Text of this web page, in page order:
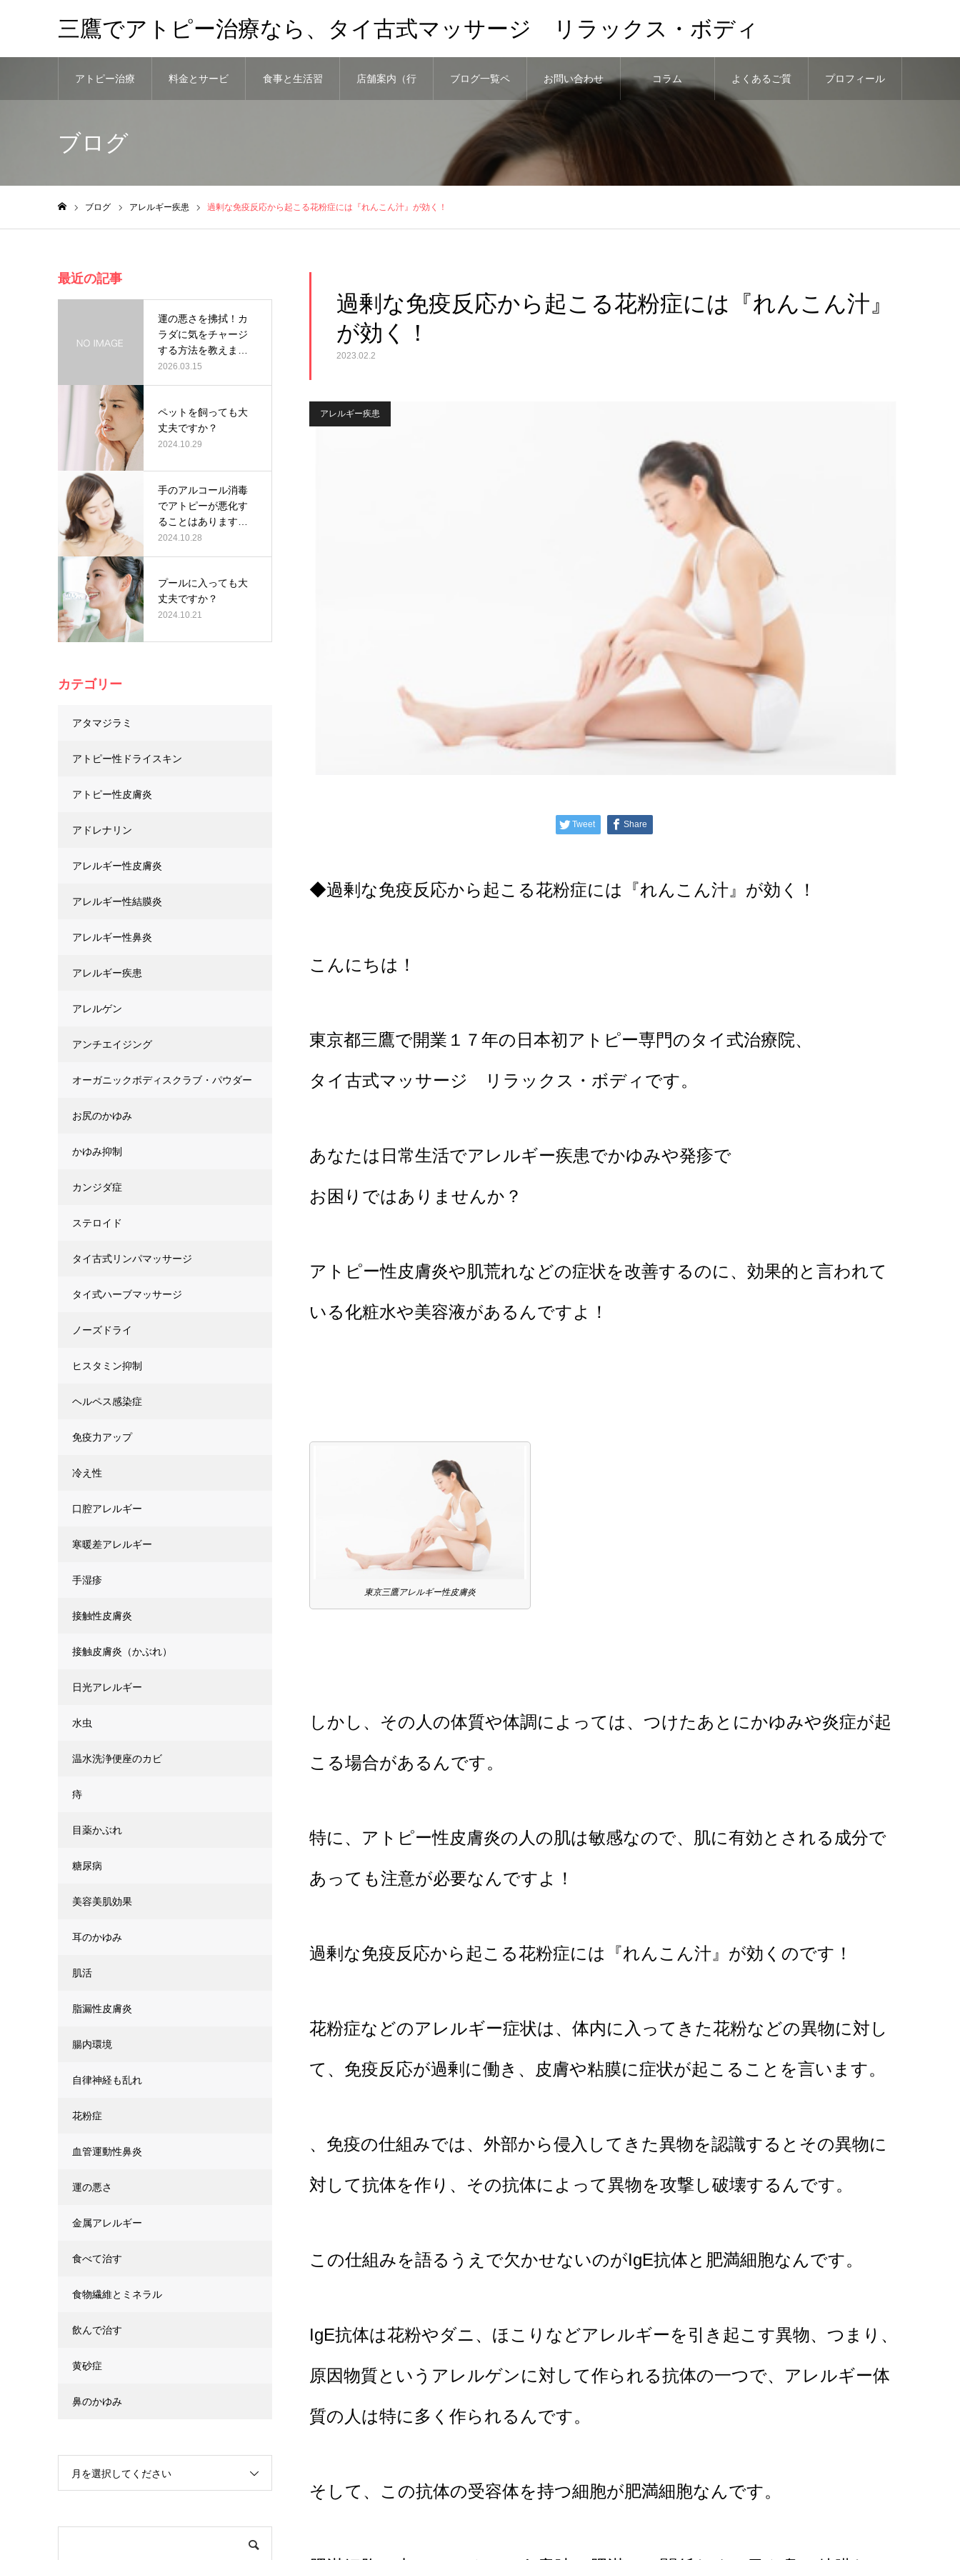
三鷹でアトピー治療なら、タイ古式マッサージ リラックス・ボディ
アトピー治療 料金とサービ 食事と生活習 店舗案内（行 ブログ一覧ペ
ージ
お問い合わせ コラム よくあるご質
問
プロフィール
ブログ
ブログ アレルギー疾患 過剰な免疫反応から起こる花粉症には『れんこん汁』が効く！
過剰な免疫反応から起こる花粉症には『れんこん汁』
が効く！
2023.02.2
アレルギー疾患
Tweet Share
◆過剰な免疫反応から起こる花粉症には『れんこん汁』が効く！
こんにちは！
東京都三鷹で開業１７年の日本初アトピー専門のタイ式治療院、
タイ古式マッサージ リラックス・ボディです。
あなたは日常生活でアレルギー疾患でかゆみや発疹で
お困りではありませんか？
アトピー性皮膚炎や肌荒れなどの症状を改善するのに、効果的と言われて
いる化粧水や美容液があるんですよ！
東京三鷹アレルギー性皮膚炎
しかし、その人の体質や体調によっては、つけたあとにかゆみや炎症が起
こる場合があるんです。
特に、アトピー性皮膚炎の人の肌は敏感なので、肌に有効とされる成分で
あっても注意が必要なんですよ！
過剰な免疫反応から起こる花粉症には『れんこん汁』が効くのです！
花粉症などのアレルギー症状は、体内に入ってきた花粉などの異物に対し
て、免疫反応が過剰に働き、皮膚や粘膜に症状が起こることを言います。
、免疫の仕組みでは、外部から侵入してきた異物を認識するとその異物に
対して抗体を作り、 その抗体によって異物を攻撃し破壊するんです。
この仕組みを語るうえで欠かせないのがIgE抗体と肥満細胞なんです。
IgE抗体は花粉やダニ、ほこりなどアレルギーを引き起こす異物、つまり、
原因物質というアレルゲンに対して作られる抗体の一つで、アレルギー体
質の人は特に多く作られるんです。
そして、この抗体の受容体を持つ細胞が肥満細胞なんです。
最近の記事
運の悪さを拂拭！カ
ラダに気をチャージ
する方法を教えま
す！！
2026.03.15
ペットを飼っても大
丈夫ですか？
2024.10.29
手のアルコール消毒
でアトピーが悪化す
ることはあります
か？
2024.10.28
プールに入っても大
丈夫ですか？
2024.10.21
カテゴリー
アタマジラミ
アトピー性ドライスキン
アトピー性皮膚炎
アドレナリン
アレルギー性皮膚炎
アレルギー性結膜炎
アレルギー性鼻炎
アレルギー疾患
アレルゲン
アンチエイジング
オーガニックボディスクラブ・パウダー
お尻のかゆみ
かゆみ抑制
カンジダ症
ステロイド
タイ古式リンパマッサージ
タイ式ハーブマッサージ
ノーズドライ
ヒスタミン抑制
ヘルペス感染症
免疫力アップ
冷え性
口腔アレルギー
寒暖差アレルギー
手湿疹
接触性皮膚炎
接触皮膚炎（かぶれ）
日光アレルギー
水虫
温水洗浄便座のカビ
痔
目薬かぶれ
糖尿病
美容美肌効果
耳のかゆみ
肌活
脂漏性皮膚炎
腸内環境
自律神経も乱れ
花粉症
血管運動性鼻炎
運の悪さ
金属アレルギー
食べて治す
食物繊維とミネラル
飲んで治す
黄砂症
鼻のかゆみ
月を選択してください